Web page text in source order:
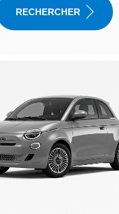
RECHERCHER